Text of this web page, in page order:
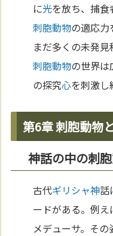
に光を放ち、捕
刺胞動物の適応力
まだ多くの未発見
刺胞動物の世界は
の探究心を刺激し
第6章 刺胞動物
神話の中の刺
古代ギリシャ神話
ードがある。例え
メデューサ。そ